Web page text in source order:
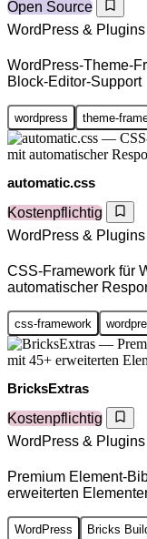
Open Source
WordPress & Plugins
WordPress-Theme-
Block-Editor-Support
wordpress theme-
automatic.css
Kostenpflichtig
WordPress & Plugins
CSS-Framework für
automatischer
css-framework
BricksExtras
Kostenpflichtig
WordPress & Plugins
Premium Element-
erweiterten
WordPress Bricks